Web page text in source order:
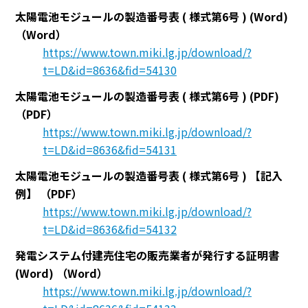
太陽電池モジュールの製造番号表 ( 様式第6号 ) (Word)
（Word）
https://www.town.miki.lg.jp/download/?
t=LD&id=8636&fid=54130
太陽電池モジュールの製造番号表 ( 様式第6号 ) (PDF)
（PDF）
https://www.town.miki.lg.jp/download/?
t=LD&id=8636&fid=54131
太陽電池モジュールの製造番号表 ( 様式第6号 ) 【記入
例】
（PDF）
https://www.town.miki.lg.jp/download/?
t=LD&id=8636&fid=54132
発電システム付建売住宅の販売業者が発行する証明書
(Word)
（Word）
https://www.town.miki.lg.jp/download/?